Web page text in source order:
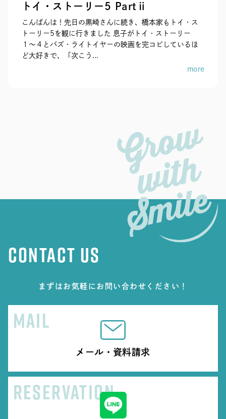
トイ・ストーリー5 Partⅱ
こんばんは！先日の黒崎さんに続き、橋本家もトイ・ス
トーリー5を観に行きました 息子がトイ・ストーリー
１〜４とバズ・ライトイヤーの映画を完コピしているほ
ど大好きで、「次こう...
more
CONTACT US
まずはお気軽にお問い合わせください！
MAIL
メール・資料請求
RESERVATION